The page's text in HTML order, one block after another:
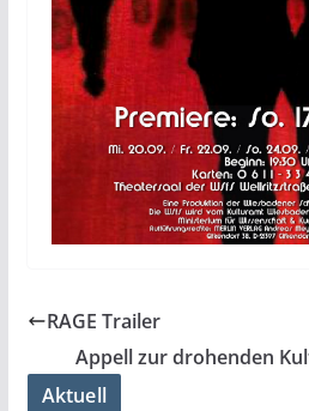
RAGE Trailer
Appell zur drohenden
Aktuell